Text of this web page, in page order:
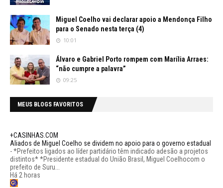
Miguel Coelho vai declarar apoio a Mendonça Filho
para o Senado nesta terça (4)
10:01
Álvaro e Gabriel Porto rompem com Marília Arraes:
“não cumpre a palavra”
09:25
MEUS BLOGS FAVORITOS
+CASINHAS.COM
Aliados de Miguel Coelho se dividem no apoio para o governo estadual
-*Prefeitos ligados ao líder partidário têm indicado adesão a projetos
distintos* *Presidente estadual do União Brasil, Miguel Coelhocom o
prefeito de Suru...
Há 2 horas